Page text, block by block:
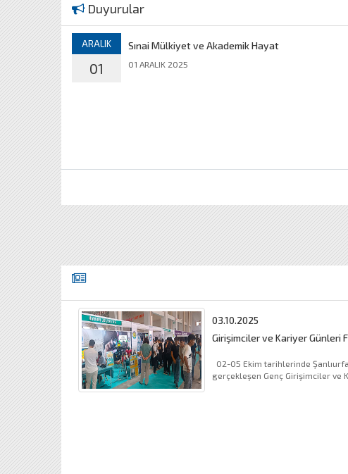
Duyurular
ARALIK
01
Sınai Mülkiyet ve Akademik Hayat
01 ARALIK 2025
03.10.2025
Girişimciler ve Kariyer Günleri
gerçekleşen Genç Girişimciler ve